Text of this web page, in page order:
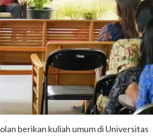
berikan kuliah umum di Universitas